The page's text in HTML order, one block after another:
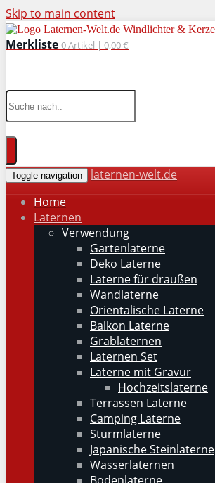
Skip to main content
Merkliste 0Artikel | 0,00 €
Toggle navigation
laternen-welt.de
Home
Laternen
Verwendung
Gartenlaterne
Deko Laterne
Laterne für draußen
Wandlaterne
Orientalische Laterne
Balkon Laterne
Grablaternen
Laternen Set
Laterne mit Gravur
Hochzeitslaterne
Terrassen Laterne
Camping Laterne
Sturmlaterne
Japanische Steinlaterne
Wasserlaternen